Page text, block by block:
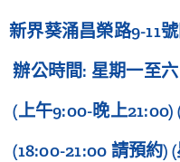
新界葵涌昌榮路9-11
辦公時間: 星期一至六
(上午9:00-晚上21:00)
(18:00-21:00 請預約)